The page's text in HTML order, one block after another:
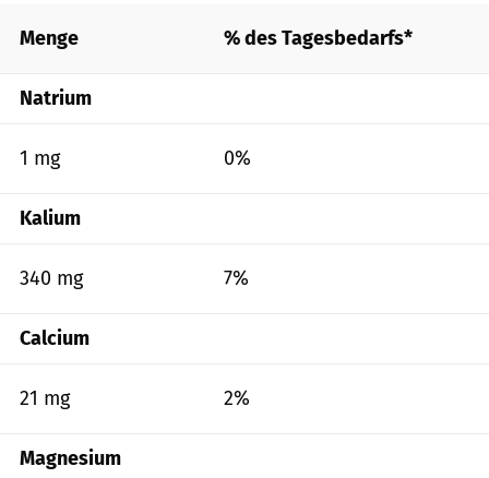
Menge % des Tagesbedarfs*
Natrium
1 mg 0%
Kalium
340 mg 7%
Calcium
21 mg 2%
Magnesium